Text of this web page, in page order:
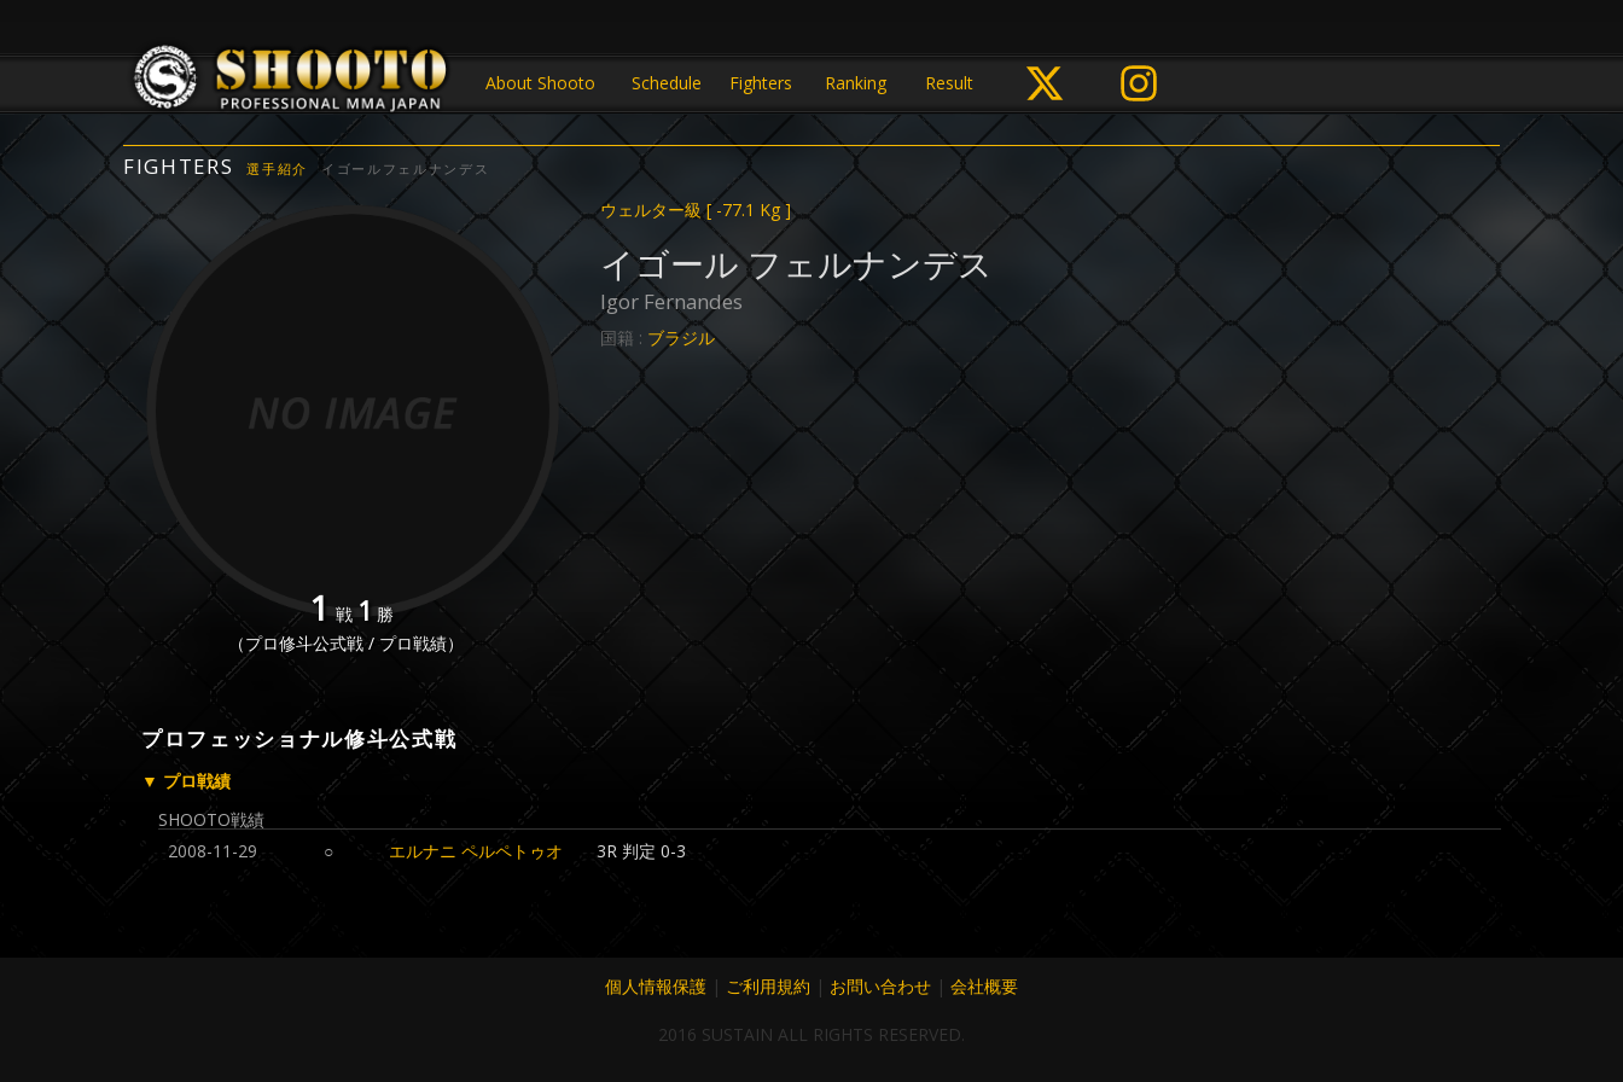
About Shooto Schedule Fighters Ranking Result
FIGHTERS 選手紹介 イゴールフェルナンデス
1 戦 1 勝
（プロ修斗公式戦 / プロ戦績）
ウェルター級[ -77.1 Kg ]
イゴール フェルナンデス
Igor Fernandes
国籍 : ブラジル
プロフェッショナル修斗公式戦
▼ プロ戦績
SHOOTO戦績
2008-11-29
○ エルナニ ペルペトゥオ 3R 判定 0-3
個人情報保護 | ご利用規約 | お問い合わせ | 会社概要
2016 SUSTAIN ALL RIGHTS RESERVED.